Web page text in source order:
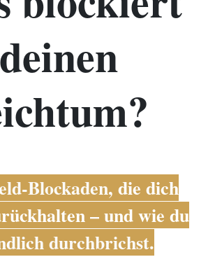
deinen
Blockaden, die dich
– und wie du
durchbrichst.